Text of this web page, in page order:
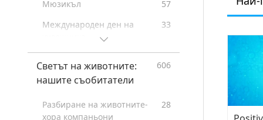
Стихотворения
16
Веге ресторанти по света
31
Снабдители с веге храна по
света
Приюти за животни без
Venerated Enlightened
67
Мюзикъл
57
Международен ден на
33
Върховния майстор Чинг
Хай (веган) и ценени
Весело празнично
Светът на животните:
нашите съобитатели
606
Разбиране на животните-
хора компаньони
28